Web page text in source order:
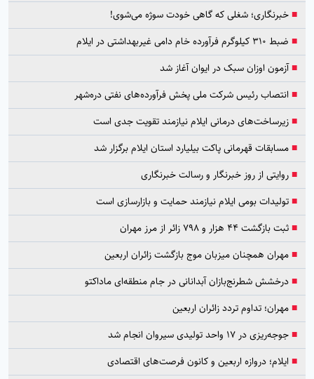
■خبرنگاری؛ شغلی که گاهی خودت سوژه می‌شوی!
■ ضبط ۳۱۰ کیلوگرم فرآورده خام دامی غیربهداشتی در ایلام
■آزمون اوزان سبک در ایوان آغاز شد
■ انتصاب رئیس شرکت ملی پخش فرآورده‌های نفتی دره‌شهر
■زیرساخت‌های درمانی ایلام نیازمند تقویت جدی است
■مسابقات قهرمانی پاکت بیلیارد استان ایلام برگزار شد
■روایتی از روز خبرنگار و رسالت خبرنگاری
■تولیدات بومی ایلام نیازمند حمایت و بازارسازی است
■ثبت بازگشت ۴۴ هزار و ۷۹۸ زائر از مرز مهران
■مهران همچنان میزبان موج بازگشت زائران اربعین
■درخشش شطرنج‌بازان آبدانانی در جام منطقه‌ای ماداکتو
■مهران؛ تداوم تردد زائران اربعین
■جوجه‌ریزی در ۱۷ واحد تولیدی سیروان انجام شد
■ ایلام؛ دروازه اربعین و کانون فرصت‌های اقتصادی